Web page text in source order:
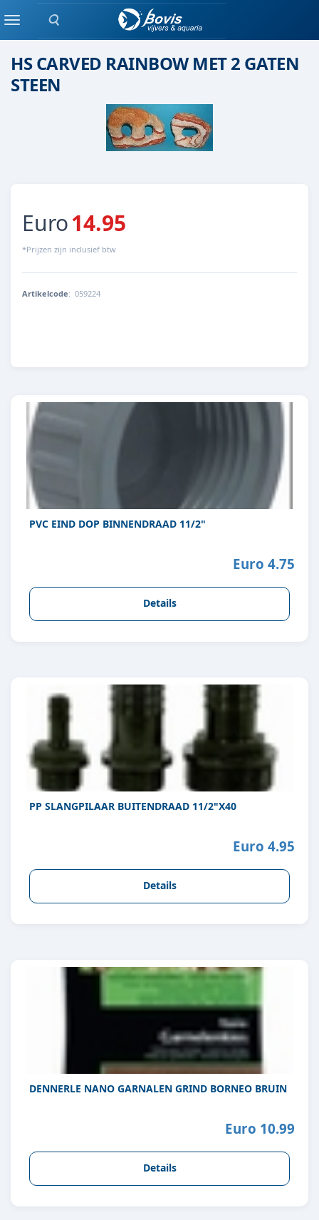
Zoeken
MenuSteen
HS CARVED RAINBOW MET 2 GATEN
STEEN
Euro14.95
*Prijzen zijn inclusief btw
Artikelcode: 059224
PVC EIND DOP BINNENDRAAD 11/2"
Euro 4.75
Details
PP SLANGPILAAR BUITENDRAAD 11/2"X40
Euro 4.95
Details
DENNERLE NANO GARNALEN GRIND BORNEO BRUIN
Euro 10.99
Details